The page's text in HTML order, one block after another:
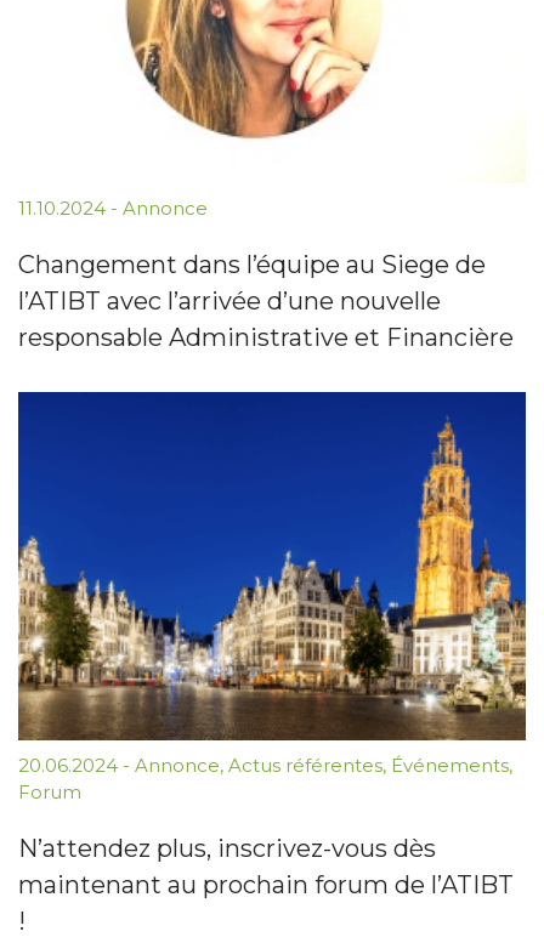
11.10.2024 - Annonce
Changement dans l’équipe au Siege de
l’ATIBT avec l’arrivée d’une nouvelle
responsable Administrative et Financière
20.06.2024 - Annonce, Actus référentes, Événements,
Forum
N’attendez plus, inscrivez-vous dès
maintenant au prochain forum de l’ATIBT
!